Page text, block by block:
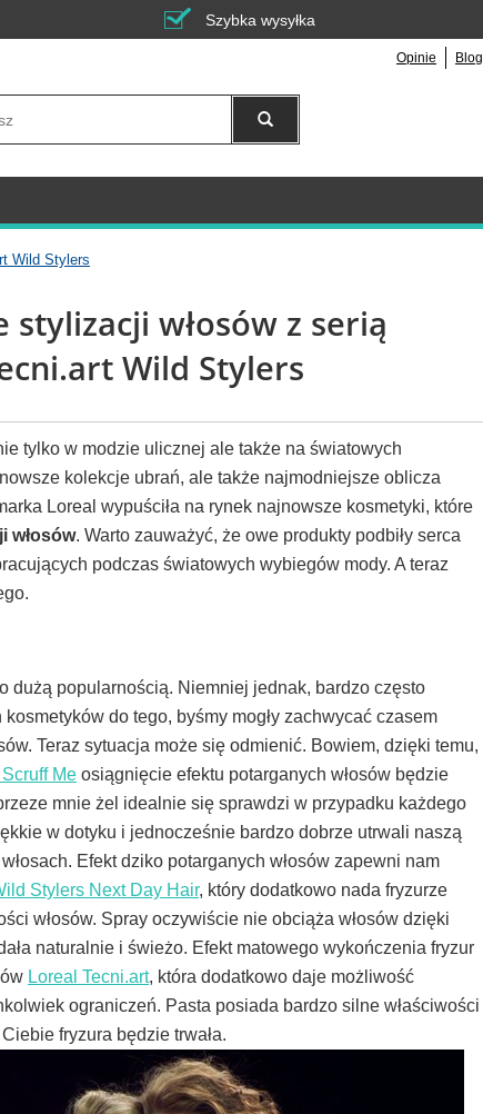
Szybka wysyłka
Opinie Blog
Wild Stylers
włosów z serią
Wild Stylers
tylko w modzie ulicznej ale także na światowych
kolekcje ubrań, ale także najmodniejsze oblicza
Loreal wypuściła na rynek najnowsze kosmetyki, które
włosów. Warto zauważyć, że owe produkty podbiły serca
podczas światowych wybiegów mody. A teraz
dużą popularnością. Niemniej jednak, bardzo często
do tego, byśmy mogły zachwycać czasem
Teraz sytuacja może się odmienić. Bowiem, dzięki temu,
Me osiągnięcie efektu potarganych włosów będzie
mnie żel idealnie się sprawdzi w przypadku każdego
w dotyku i jednocześnie bardzo dobrze utrwali naszą
Efekt dziko potarganych włosów zapewni nam
Stylers Next Day Hair, który dodatkowo nada fryzurze
włosów. Spray oczywiście nie obciąża włosów dzięki
naturalnie i świeżo. Efekt matowego wykończenia fryzur
Loreal Tecni.art, która dodatkowo daje możliwość
ograniczeń. Pasta posiada bardzo silne właściwości
fryzura będzie trwała.